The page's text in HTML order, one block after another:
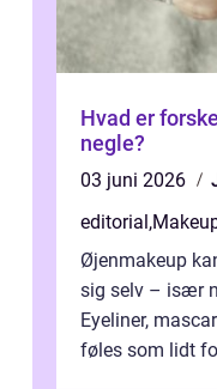
Hvad er
negle?
03 juni 2026
editorial,
Øjenmakeup
sig selv – især
Eyeliner,
føles som lidt